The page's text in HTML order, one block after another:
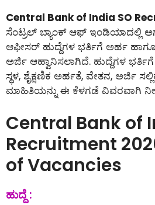
Central Bank of India SO
ಸೆಂಟ್ರಲ್ ಬ್ಯಾಂಕ್ ಆಫ್ ಇಂಡಿಯಾದಲ್ಲಿ
ಆಫೀಸರ್ ಹುದ್ದೆಗಳ ಭರ್ತಿಗೆ ಅರ್ಹ
ಅರ್ಜಿ ಆಹ್ವಾನಿಸಲಾಗಿದೆ. ಹುದ್ದೆಗಳ
ಸ್ಥಳ, ಶೈಕ್ಷಣಿಕ ಅರ್ಹತೆ, ವೇತನ, ಅರ್ಜಿ
ಮಾಹಿತಿಯನ್ನು ಈ ಕೆಳಗಡೆ ವಿವರವಾಗಿ
Central Bank of
Recruitment
of Vacancies
ಹುದ್ದೆ :